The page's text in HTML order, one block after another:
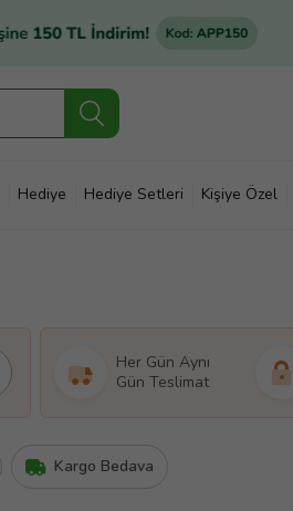
Hediye Hediye Setleri Kişiye Özel
Her Gün Aynı
Gün Teslimat
Kargo Bedava